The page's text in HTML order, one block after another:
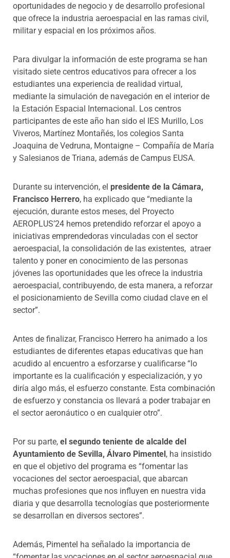
oportunidades de negocio y de desarrollo profesional
que ofrece la industria aeroespacial en las ramas civil,
militar y espacial en los próximos años.
Para divulgar la información de este programa se han
visitado siete centros educativos para ofrecer a los
estudiantes una experiencia de realidad virtual,
mediante la simulación de navegación en el interior de
la Estación Espacial Internacional. Los centros
participantes de este año han sido el IES Murillo, Los
Viveros, Martínez Montañés, los colegios Santa
Joaquina de Vedruna, Montaigne – Compañía de María
y Salesianos de Triana, además de Campus EUSA.
Durante su intervención, el presidente de la Cámara,
Francisco Herrero, ha explicado que “mediante la
ejecución, durante estos meses, del Proyecto
AEROPLUS’24 hemos pretendido reforzar el apoyo a
iniciativas emprendedoras vinculadas con el sector
aeroespacial, la consolidación de las existentes, atraer
talento y poner en conocimiento de las personas
jóvenes las oportunidades que les ofrece la industria
aeroespacial, contribuyendo, de esta manera, a reforzar
el posicionamiento de Sevilla como ciudad clave en el
sector”.
Antes de finalizar, Francisco Herrero ha animado a los
estudiantes de diferentes etapas educativas que han
acudido al encuentro a esforzarse y cualificarse “lo
importante es la cualificación y especialización, y yo
diría algo más, el esfuerzo constante. Esta combinación
de esfuerzo y constancia os llevará a poder trabajar en
el sector aeronáutico o en cualquier otro”.
Por su parte, el segundo teniente de alcalde del
Ayuntamiento de Sevilla, Álvaro Pimentel, ha insistido
en que el objetivo del programa es “fomentar las
vocaciones del sector aeroespacial, que abarcan
muchas profesiones que nos influyen en nuestra vida
diaria y que desarrolla tecnologías que posteriormente
se desarrollan en diversos sectores”.
Además, Pimentel ha señalado la importancia de